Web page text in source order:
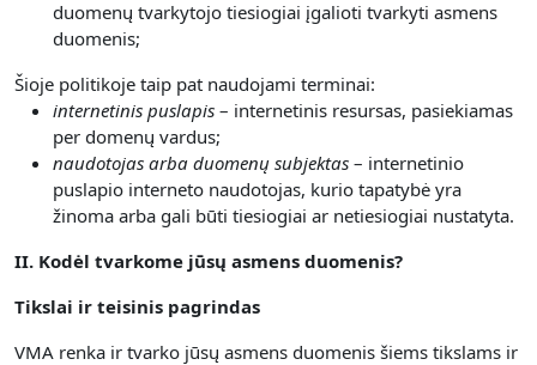
duomenų tvarkytojo tiesiogiai įgalioti tvarkyti asmens
duomenis;
Šioje politikoje taip pat naudojami terminai:
internetinis puslapis – internetinis resursas, pasiekiamas
per domenų vardus;
naudotojas arba duomenų subjektas – internetinio
puslapio interneto naudotojas, kurio tapatybė yra
žinoma arba gali būti tiesiogiai ar netiesiogiai nustatyta.
II. Kodėl tvarkome jūsų asmens duomenis?
Tikslai ir teisinis pagrindas
VMA renka ir tvarko jūsų asmens duomenis šiems tikslams ir